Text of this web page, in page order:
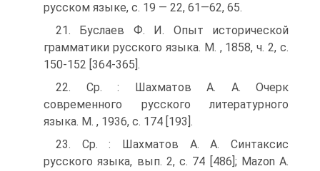
русском языке, с. 19 — 22, 61—62, 65.
21. Буслаев Ф. И. Опыт исторической
грамматики русского языка. М. , 1858, ч. 2, с.
150-152 [364-365].
22. Ср. : Шахматов А. А. Очерк
современного русского литературного
языка. М. , 1936, с. 174 [193].
23. Ср. : Шахматов А. А. Синтаксис
русского языка, вып. 2, с. 74 [486]; Mazon A.